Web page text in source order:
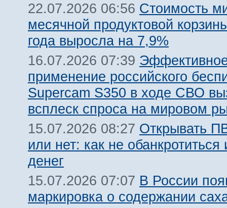
22.07.2026 06:56 Стоимость
месячной продуктовой
года выросла на 7,9%
16.07.2026 07:39
применение российского
Supercam S350 в ходе СВО
всплеск спроса на мировом
15.07.2026 08:27 Открывать
или нет: как не обанкротиться
денег
15.07.2026 07:07 В России
маркировка о содержании